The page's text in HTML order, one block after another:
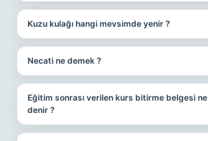
Kuzu kulağı hangi mevsimde yenir ?
Necati ne demek ?
Eğitim sonrası verilen kurs bitirme belgesi ne
denir ?